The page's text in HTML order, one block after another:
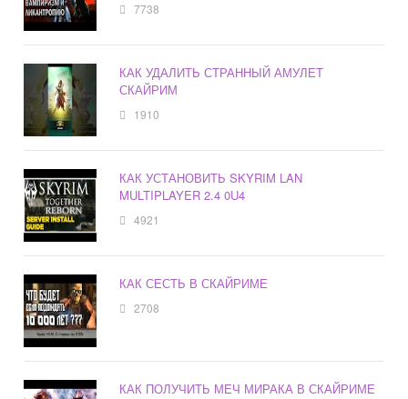
7738
КАК УДАЛИТЬ СТРАННЫЙ АМУЛЕТ
СКАЙРИМ
1910
КАК УСТАНОВИТЬ SKYRIM LAN
MULTIPLAYER 2.4 0U4
4921
КАК СЕСТЬ В СКАЙРИМЕ
2708
КАК ПОЛУЧИТЬ МЕЧ МИРАКА В СКАЙРИМЕ